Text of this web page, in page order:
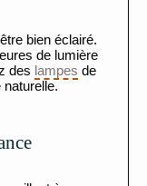
bien éclairé.
de lumière
des lampes de